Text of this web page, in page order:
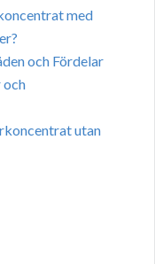
med
och Fördelar
och
utan